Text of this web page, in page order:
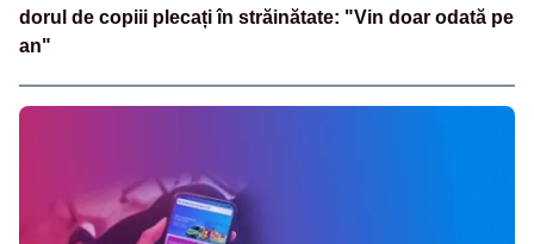
dorul de copiii plecați în străinătate: "Vin doar odată pe
an"